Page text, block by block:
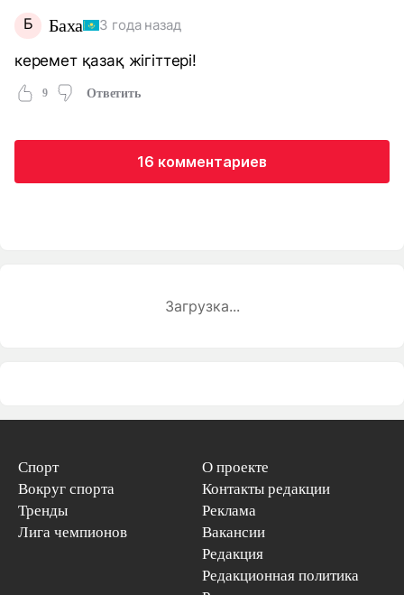
Б Баха 3 года назад
керемет қазақ жігіттері!
9 Ответить
16 комментариев
Загрузка...
Спорт
Вокруг спорта
Тренды
Лига чемпионов
О проекте
Контакты редакции
Реклама
Вакансии
Редакция
Редакционная политика